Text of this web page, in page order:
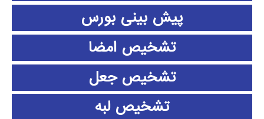
پیش بینی بورس
تشخیص امضا
تشخیص جعل
تشخیص لبه